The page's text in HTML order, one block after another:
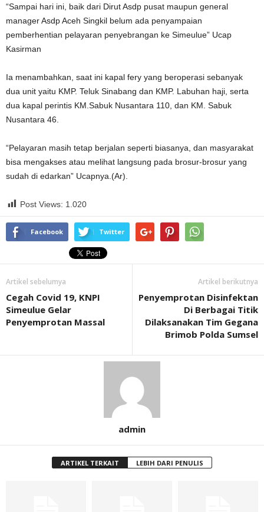
“Sampai hari ini, baik dari Dirut Asdp pusat maupun general
manager Asdp Aceh Singkil belum ada penyampaian
pemberhentian pelayaran penyebrangan ke Simeulue” Ucap
Kasirman
Ia menambahkan, saat ini kapal fery yang beroperasi sebanyak
dua unit yaitu KMP. Teluk Sinabang dan KMP. Labuhan haji, serta
dua kapal perintis KM.Sabuk Nusantara 110, dan KM. Sabuk
Nusantara 46.
“Pelayaran masih tetap berjalan seperti biasanya, dan masyarakat
bisa mengakses atau melihat langsung pada brosur-brosur yang
sudah di edarkan” Ucapnya.(Ar).
Post Views: 1.020
Facebook Twitter
Artikel sebelumya
Cegah Covid 19, KNPI
Simeulue Gelar
Penyemprotan Massal
Artikel berikutnya
Penyemprotan Disinfektan
Di Berbagai Titik
Dilaksanakan Tim Gegana
Brimob Polda Sumsel
admin
ARTIKEL TERKAIT LEBIH DARI PENULIS